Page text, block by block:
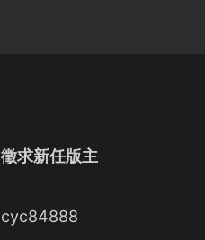
徵求新任版主
cyc84888